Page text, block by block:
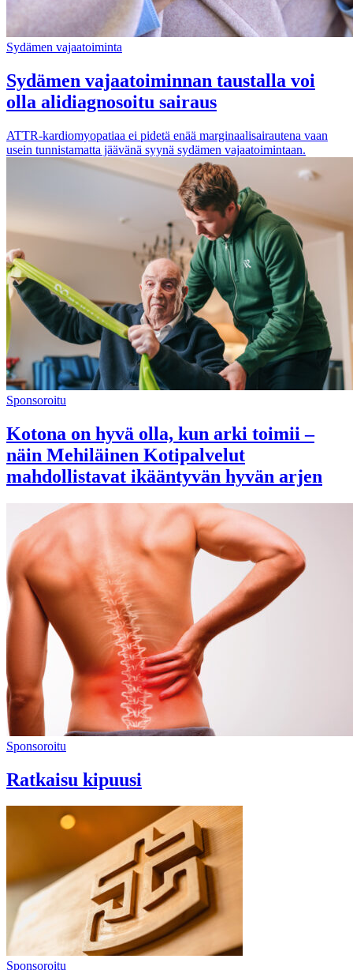
Sydämen vajaatoiminta
Sydämen vajaatoiminnan taustalla voi
olla alidiagnosoitu sairaus
ATTR-kardiomyopatiaa ei pidetä enää marginaalisairautena vaan
usein tunnistamatta jäävänä syynä sydämen vajaatoimintaan.
Sponsoroitu
Kotona on hyvä olla, kun arki toimii –
näin Mehiläinen Kotipalvelut
mahdollistavat ikääntyvän hyvän arjen
Sponsoroitu
Ratkaisu kipuusi
Sponsoroitu